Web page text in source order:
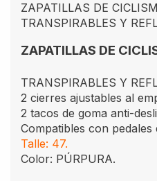
ZAPATILLAS DE
TRANSPIRABLES Y
ZAPATILLAS DE
TRANSPIRABLES Y
2 cierres ajustables al
2 tacos de goma anti-
Compatibles con pedales
Talle: 47.
Color: PÚRPURA.